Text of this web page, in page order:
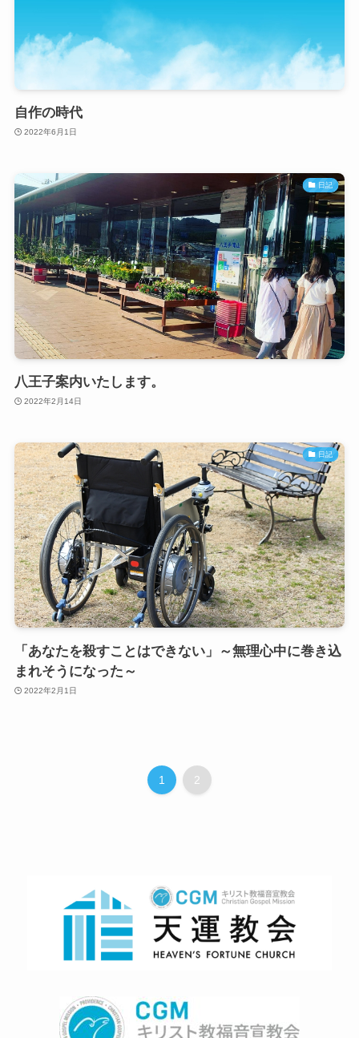
自作の時代
2022年6月1日
日記
八王子案内いたします。
2022年2月14日
日記
「あなたを殺すことはできない」～無理心中に巻き込
まれそうになった～
2022年2月1日
1 2